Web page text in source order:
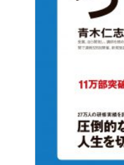
一般社団法人日中女
一般社団法人大口式
※他、多数の法人・